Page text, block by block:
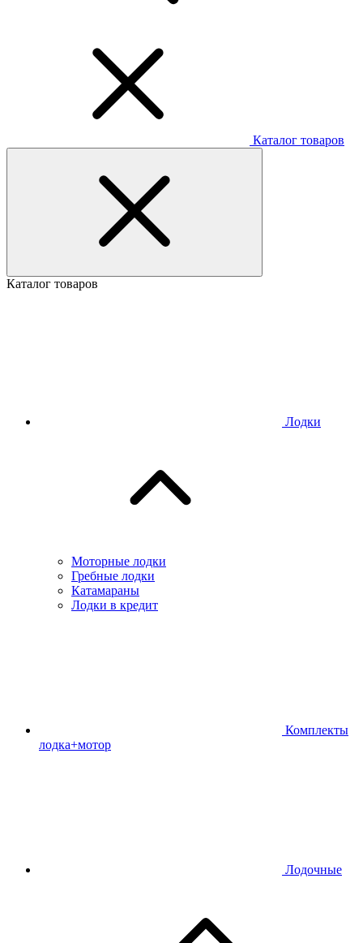
Каталог товаров
Каталог товаров
Лодки
Моторные лодки
Гребные лодки
Катамараны
Лодки в кредит
Комплекты
лодка+мотор
Лодочные